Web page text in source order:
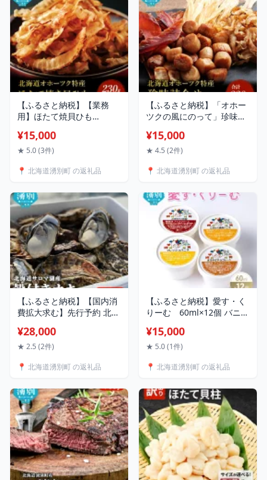
【ふるさと納税】【業務
用】ほたて焼貝ひも
ツク 海産 乾物 魚貝類 帆立
ホタテ
¥15,000
★ 5.0 (3件)
📍 北海道湧別町 の返礼品
【ふるさと納税】「オホー
ツクの風にのって」珍味詰
つまみ オホーツク 海産 セ
ット 詰め合わせ 乾物 魚介
¥15,000
★ 4.5 (2件)
📍 北海道湧別町 の返礼品
【ふるさと納税】【国内消
費拡大求む】先行予約 北海
牡蠣 かき 海鮮 魚介 国産 殻
付き 貝付き 生牡蠣 生食 焼
直送 オホーツク 魚貝類
2027年1月末頃まで
¥28,000
★ 2.5 (2件)
📍 北海道湧別町 の返礼品
【ふるさと納税】愛す・く
りーむ 60ml×12個 バニラ
ス アイスクリーム スイー
ツ セット 詰め合わせ
¥15,000
★ 5.0 (1件)
📍 北海道湧別町 の返礼品